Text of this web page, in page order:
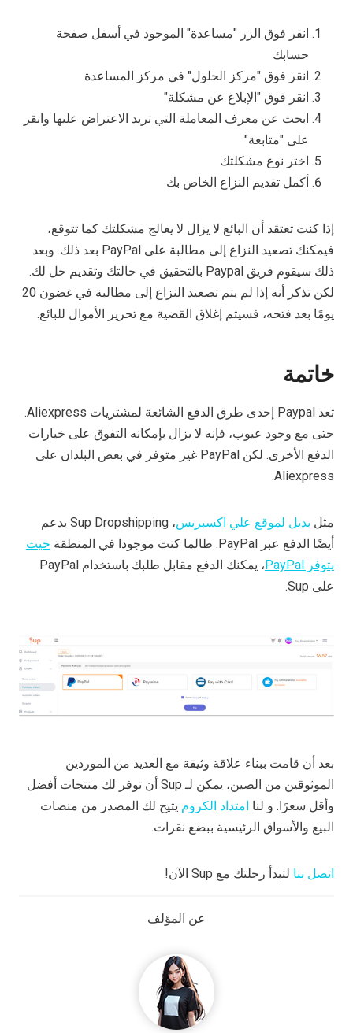
انقر فوق الزر "مساعدة" الموجود في أسفل صفحة
حسابك
انقر فوق "مركز الحلول" في مركز المساعدة
انقر فوق "الإبلاغ عن مشكلة"
ابحث عن معرف المعاملة التي تريد الاعتراض عليها وانقر
على "متابعة"
اختر نوع مشكلتك
أكمل تقديم النزاع الخاص بك
إذا كنت تعتقد أن البائع لا يزال لا يعالج مشكلتك كما تتوقع،
فيمكنك تصعيد النزاع إلى مطالبة على PayPal بعد ذلك. وبعد
ذلك سيقوم فريق Paypal بالتحقيق في حالتك وتقديم حل لك.
لكن تذكر أنه إذا لم يتم تصعيد النزاع إلى مطالبة في غضون 20
يومًا بعد فتحه، فسيتم إغلاق القضية مع تحرير الأموال للبائع.
خاتمة
تعد Paypal إحدى طرق الدفع الشائعة لمشتريات Aliexpress.
حتى مع وجود عيوب، فإنه لا يزال بإمكانه التفوق على خيارات
الدفع الأخرى. لكن PayPal غير متوفر في بعض البلدان على
Aliexpress.
مثل بديل لموقع علي اكسبريس
، Sup Dropshipping يدعم
أيضًا الدفع عبر PayPal. طالما كنت موجودا في المنطقة
حيث
يتوفر PayPal
، يمكنك الدفع مقابل طلبك باستخدام PayPal
على Sup.
بعد أن قامت ببناء علاقة وثيقة مع العديد من الموردين
الموثوقين من الصين، يمكن لـ Sup أن توفر لك منتجات أفضل
وأقل سعرًا. و لنا امتداد الكروم يتيح لك المصدر من منصات
البيع والأسواق الرئيسية ببضع نقرات.
اتصل بنا لتبدأ رحلتك مع Sup الآن!
عن المؤلف